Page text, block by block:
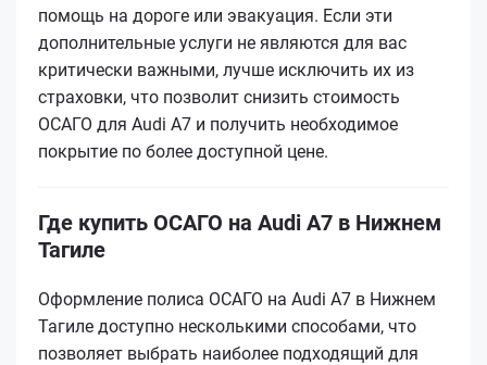
помощь на дороге или эвакуация. Если эти
дополнительные услуги не являются для вас
критически важными, лучше исключить их из
страховки, что позволит снизить стоимость
ОСАГО для Audi A7 и получить необходимое
покрытие по более доступной цене.
Где купить ОСАГО на Audi A7 в Нижнем
Тагиле
Оформление полиса ОСАГО на Audi A7 в Нижнем
Тагиле доступно несколькими способами, что
позволяет выбрать наиболее подходящий для